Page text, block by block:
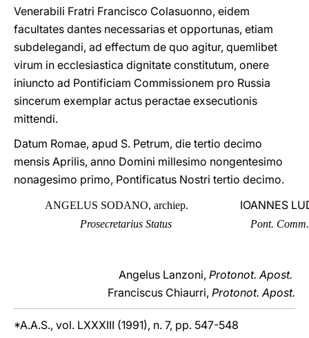
Venerabili Fratri Francisco Colasuonno, eidem
facultates dantes necessarias et opportunas, etiam
subdelegandi, ad effectum de quo agitur, quemlibet
virum in ecclesiastica dignitate constitutum, onere
iniuncto ad Pontificiam Commissionem pro Russia
sincerum exemplar actus peractae exsecutionis
mittendi.
Datum Romae, apud S. Petrum, die tertio decimo
mensis Aprilis, anno Domini millesimo nongentesimo
nonagesimo primo, Pontificatus Nostri tertio decimo.
ANGELUS SODANO, archiep.
Prosecretarius Status
IOANNES
Pont.
Angelus Lanzoni, Protonot. Apost.
Franciscus Chiaurri, Protonot. Apost.
*A.A.S., vol. LXXXIII (1991), n. 7, pp. 547-548